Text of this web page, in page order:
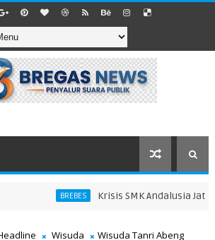
BREBES Krisis SMK Andalusia
Wisuda
Wisuda Tanri Abeng